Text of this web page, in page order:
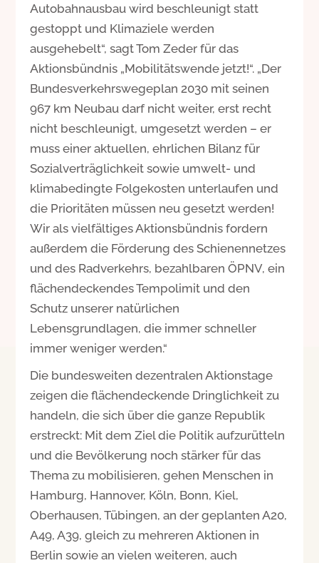
Autobahnausbau wird beschleunigt statt
gestoppt und Klimaziele werden
ausgehebelt“, sagt Tom Zeder für das
Aktionsbündnis „Mobilitätswende jetzt!“. „Der
Bundesverkehrswegeplan 2030 mit seinen
967 km Neubau darf nicht weiter, erst recht
nicht beschleunigt, umgesetzt werden – er
muss einer aktuellen, ehrlichen Bilanz für
Sozialverträglichkeit sowie umwelt- und
klimabedingte Folgekosten unterlaufen und
die Prioritäten müssen neu gesetzt werden!
Wir als vielfältiges Aktionsbündnis fordern
außerdem die Förderung des Schienennetzes
und des Radverkehrs, bezahlbaren ÖPNV, ein
flächendeckendes Tempolimit und den
Schutz unserer natürlichen
Lebensgrundlagen, die immer schneller
immer weniger werden.“
Die bundesweiten dezentralen Aktionstage
zeigen die flächendeckende Dringlichkeit zu
handeln, die sich über die ganze Republik
erstreckt: Mit dem Ziel die Politik aufzurütteln
und die Bevölkerung noch stärker für das
Thema zu mobilisieren, gehen Menschen in
Hamburg, Hannover, Köln, Bonn, Kiel,
Oberhausen, Tübingen, an der geplanten A20,
A49, A39, gleich zu mehreren Aktionen in
Berlin sowie an vielen weiteren, auch